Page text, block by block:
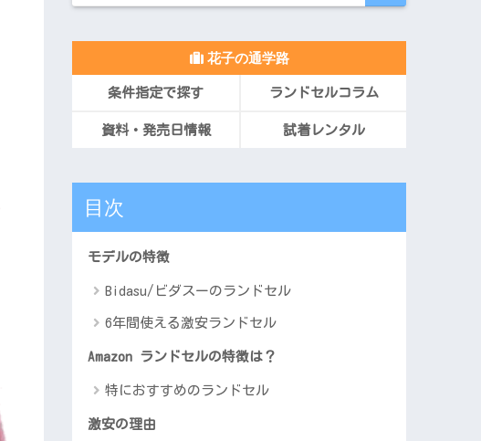
花子の通学路
条件指定で探す ランドセルコラム
資料・発売日情報 試着レンタル
目次
モデルの特徴
Bidasu/ビダスーのランドセル
6年間使える激安ランドセル
Amazon ランドセルの特徴は？
特におすすめのランドセル
激安の理由